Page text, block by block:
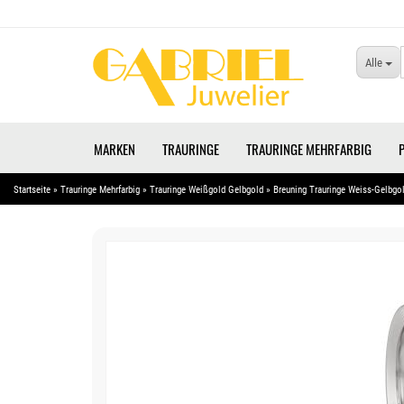
Alle
MARKEN TRAURINGE TRAURINGE MEHRFARBIG
Startseite » Trauringe Mehrfarbig » Trauringe Weißgold Gelbgold » Breuning Trauringe Weiss-